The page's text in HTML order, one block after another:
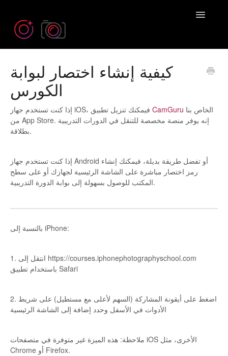
Toggle
Need more help? Contact us at
Emil@iPhonePhotographySchool.com
كيفية إنشاء اختصار لبوابة
الكورس
CamGuru
من App Store. إنه يوفر منصة مخصصة للتنقل في الدورات التدريبية
بطلاقة.
إذا كنت تستخدم جهاز Android أو تفضل طريقة بديلة، فيمكنك إنشاء
رمز اختصار مباشرة على الشاشة الرئيسية لجهازك أو على سطح
المكتب للوصول بسهولة إلى بوابة الدورة التدريبية.
بالنسبة إلى iPhone:
1. انتقل إلى https://courses.iphonephotographyschool.com
باستخدام تطبيق Safari
2. اضغط على أيقونة المشاركة (السهم لأعلى مع مستطيل) على شريط
الأدوات في الأسفل وحدد إضافة إلى الشاشة الرئيسية
ملاحظة: هذه الميزة غير متوفرة في متصفحات iOS الأخرى، مثل
Chrome أو Firefox.